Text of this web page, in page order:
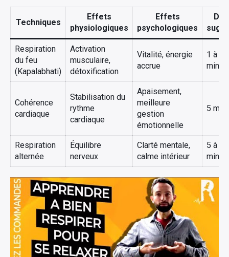
Techniques
Effets
physiologiques
Effets
psychologiques
Respiration
du feu
(Kapalabhati)
Activation
musculaire,
détoxification
Vitalité, énergie
accrue
1 à 3
Cohérence
cardiaque
Stabilisation du
rythme
cardiaque
Apaisement,
meilleure
gestion
émotionnelle
5
Respiration
alternée
Équilibre
nerveux
Clarté mentale,
calme intérieur
5 à 10